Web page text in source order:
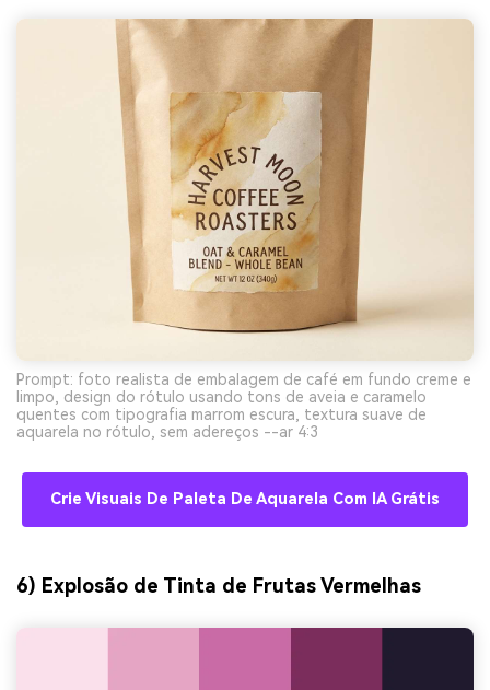
Prompt: foto realista de embalagem de café em fundo creme e
limpo, design do rótulo usando tons de aveia e caramelo
quentes com tipografia marrom escura, textura suave de
aquarela no rótulo, sem adereços --ar 4:3
Crie Visuais De Paleta De Aquarela Com IA Grátis
6) Explosão de Tinta de Frutas Vermelhas